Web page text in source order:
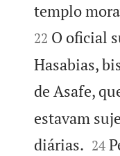
templo
22 O oficial
Hasabias,
de Asafe,
estavam
diárias.
24